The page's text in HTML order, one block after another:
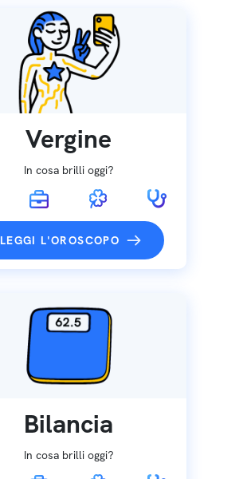
Vergine
In cosa brilli oggi?
LEGGI L'OROSCOPO
Bilancia
In cosa brilli oggi?